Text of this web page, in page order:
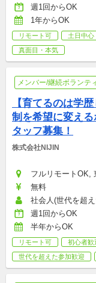
週1回からOK
1年からOK
リモート可 土日中心
真面目・本気
メンバー/継続ボランテ
【育てるのは学
制を希望に変え
タッフ募集！
株式会社NIJIN
フルリモートOK,
無料
社会人(世代を超
週1回からOK
半年からOK
リモート可 初心者歓
世代を超えた参加歓迎